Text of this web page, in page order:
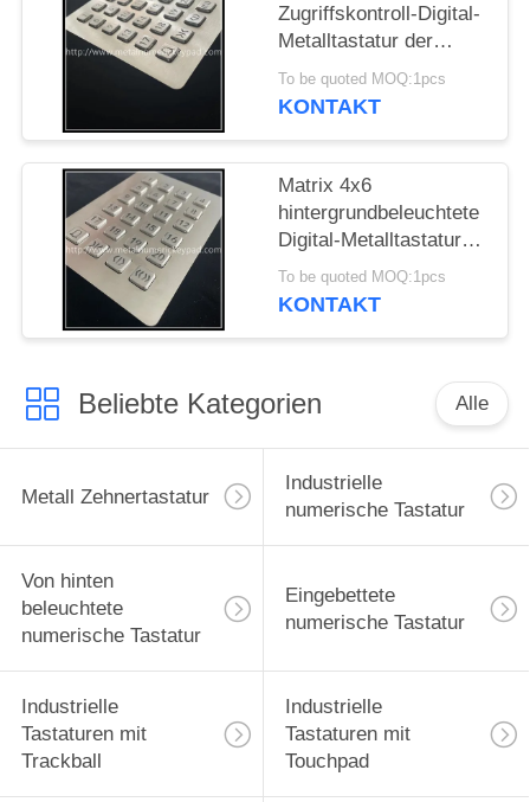
Zugriffskontroll-Digital-
Metalltastatur der
numerischen Tastatur-
IP65
To be quoted MOQ:1pcs
KONTAKT
Matrix 4x6
hintergrundbeleuchtete
Digital-Metalltastatur
der Vandalen-
beständige Tastatur-24
To be quoted MOQ:1pcs
KONTAKT
Beliebte Kategorien Alle
Metall Zehnertastatur
Industrielle
numerische Tastatur
Von hinten
beleuchtete
numerische Tastatur
Eingebettete
numerische Tastatur
Industrielle
Tastaturen mit
Trackball
Industrielle
Tastaturen mit
Touchpad